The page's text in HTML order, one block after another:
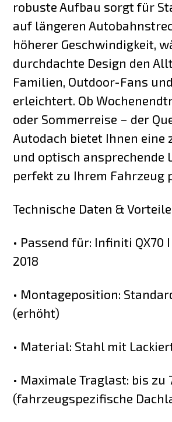
robuste Aufbau sorgt für
auf längeren
höherer Geschwindigkeit,
durchdachte Design den
Familien, Outdoor-Fans
erleichtert. Ob
oder Sommerreise – der
Autodach bietet Ihnen eine
und optisch ansprechende
perfekt zu Ihrem Fahrzeug
Technische Daten & Vorteile
• Passend für: Infiniti QX70 I
2018
• Montageposition:
(erhöht)
• Material: Stahl mit
• Maximale Traglast: bis zu
(fahrzeugspezifische